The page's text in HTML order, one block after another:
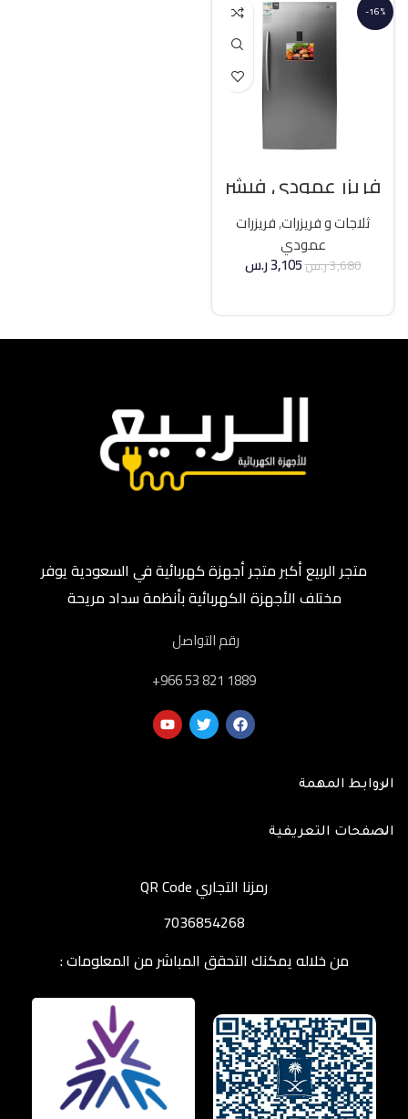
-16%
فريزر عمودي فيشر
21 قدم انفرتر – فضي
ثلاجات و فريزرات,فريزرات
عمودي
3,680ر.س3,105ر.س
متجر الربيع أكبر متجر أجهزة كهربائية في السعودية يوفر
مختلف الأجهزة الكهربائية بأنظمة سداد مريحة
رقم التواصل
‎+966 53 821 1889
الروابط المهمة
الصفحات التعريفية
رمزنا التجاري QR Code
7036854268
من خلاله يمكنك التحقق المباشر من المعلومات :